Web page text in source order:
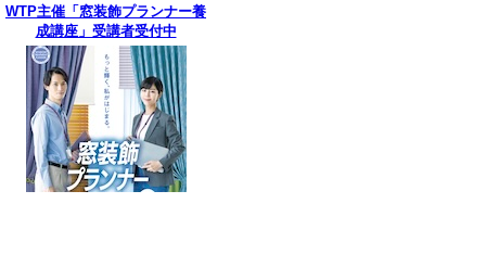
WTP主催「窓装飾プランナー養
成講座」受講者受付中